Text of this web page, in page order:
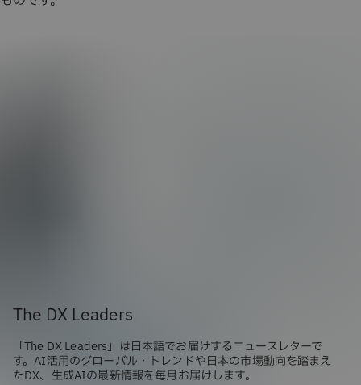
The DX Leaders
「The DX Leaders」は日本語でお届けするニュースレターで
す。AI活用のグローバル・トレンドや日本の市場動向を踏まえ
たDX、生成AIの最新情報を毎月お届けします。